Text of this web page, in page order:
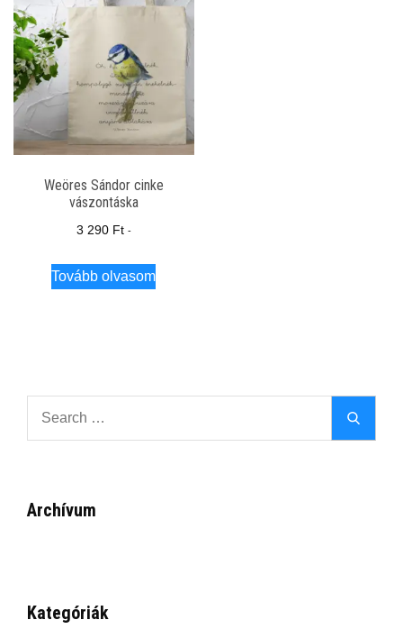
Weöres Sándor cinke
vászontáska
3 290 Ft -
Tovább olvasom
Archívum
Kategóriák